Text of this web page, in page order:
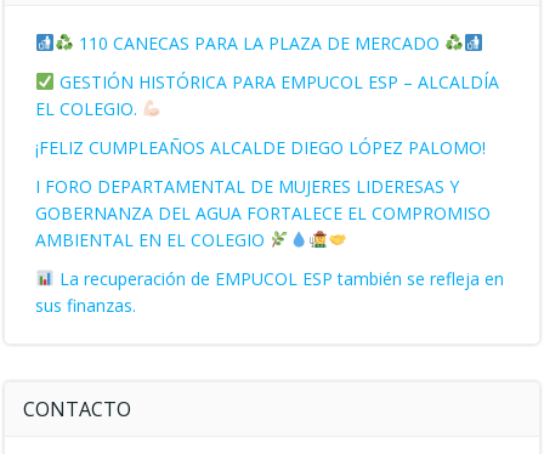
110 CANECAS PARA LA PLAZA DE MERCADO
GESTIÓN HISTÓRICA PARA EMPUCOL ESP – ALCALDÍA
EL COLEGIO.
¡FELIZ CUMPLEAÑOS ALCALDE DIEGO LÓPEZ PALOMO!
I FORO DEPARTAMENTAL DE MUJERES LIDERESAS Y
GOBERNANZA DEL AGUA FORTALECE EL COMPROMISO
AMBIENTAL EN EL COLEGIO
La recuperación de EMPUCOL ESP también se refleja en
sus finanzas.
CONTACTO